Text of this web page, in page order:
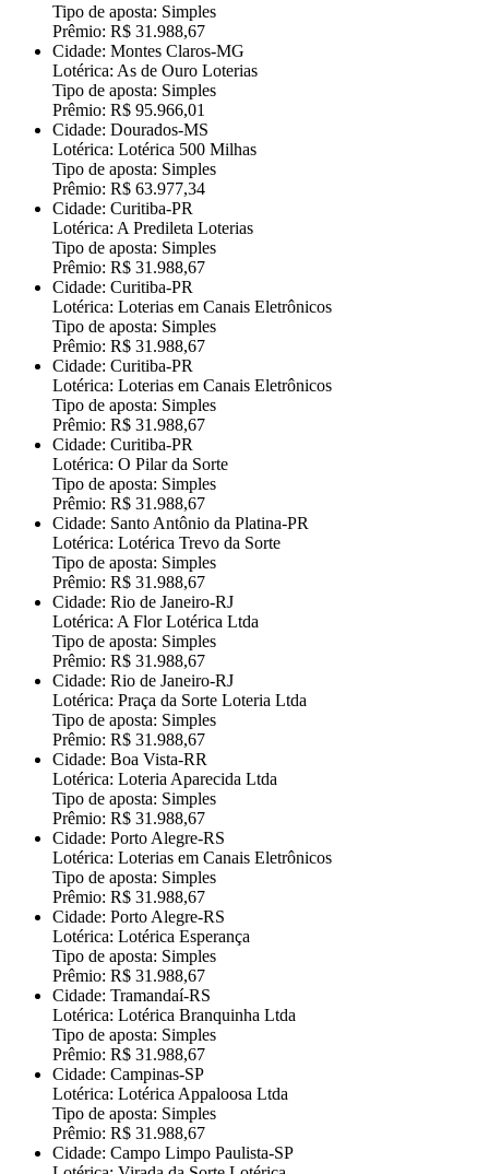
Tipo de aposta: Simples
Prêmio: R$ 31.988,67
Cidade: Montes Claros-MG
Lotérica: As de Ouro Loterias
Tipo de aposta: Simples
Prêmio: R$ 95.966,01
Cidade: Dourados-MS
Lotérica: Lotérica 500 Milhas
Tipo de aposta: Simples
Prêmio: R$ 63.977,34
Cidade: Curitiba-PR
Lotérica: A Predileta Loterias
Tipo de aposta: Simples
Prêmio: R$ 31.988,67
Cidade: Curitiba-PR
Lotérica: Loterias em Canais Eletrônicos
Tipo de aposta: Simples
Prêmio: R$ 31.988,67
Cidade: Curitiba-PR
Lotérica: Loterias em Canais Eletrônicos
Tipo de aposta: Simples
Prêmio: R$ 31.988,67
Cidade: Curitiba-PR
Lotérica: O Pilar da Sorte
Tipo de aposta: Simples
Prêmio: R$ 31.988,67
Cidade: Santo Antônio da Platina-PR
Lotérica: Lotérica Trevo da Sorte
Tipo de aposta: Simples
Prêmio: R$ 31.988,67
Cidade: Rio de Janeiro-RJ
Lotérica: A Flor Lotérica Ltda
Tipo de aposta: Simples
Prêmio: R$ 31.988,67
Cidade: Rio de Janeiro-RJ
Lotérica: Praça da Sorte Loteria Ltda
Tipo de aposta: Simples
Prêmio: R$ 31.988,67
Cidade: Boa Vista-RR
Lotérica: Loteria Aparecida Ltda
Tipo de aposta: Simples
Prêmio: R$ 31.988,67
Cidade: Porto Alegre-RS
Lotérica: Loterias em Canais Eletrônicos
Tipo de aposta: Simples
Prêmio: R$ 31.988,67
Cidade: Porto Alegre-RS
Lotérica: Lotérica Esperança
Tipo de aposta: Simples
Prêmio: R$ 31.988,67
Cidade: Tramandaí-RS
Lotérica: Lotérica Branquinha Ltda
Tipo de aposta: Simples
Prêmio: R$ 31.988,67
Cidade: Campinas-SP
Lotérica: Lotérica Appaloosa Ltda
Tipo de aposta: Simples
Prêmio: R$ 31.988,67
Cidade: Campo Limpo Paulista-SP